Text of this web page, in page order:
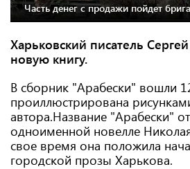
Часть денег с продажи пойдет
Харьковский писатель
новую книгу.
В сборник "Арабески" вошли
проиллюстрирована
автора.Название "Арабески"
одноименной новелле
свое время она положила
городской прозы Харькова.